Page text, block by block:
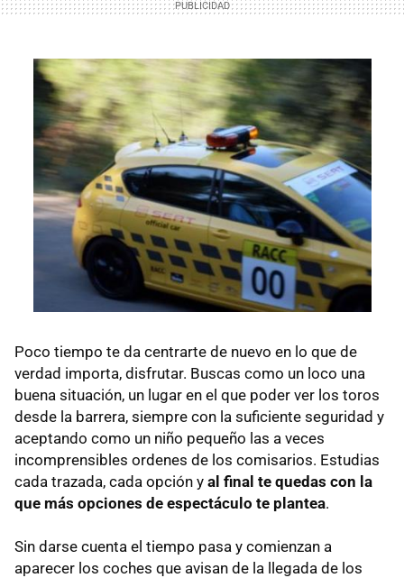
Poco tiempo te da centrarte de nuevo en lo que de
verdad importa, disfrutar. Buscas como un loco una
buena situación, un lugar en el que poder ver los toros
desde la barrera, siempre con la suficiente seguridad y
aceptando como un niño pequeño las a veces
incomprensibles ordenes de los comisarios. Estudias
cada trazada, cada opción y al final te quedas con la
que más opciones de espectáculo te plantea.
Sin darse cuenta el tiempo pasa y comienzan a
aparecer los coches que avisan de la llegada de los